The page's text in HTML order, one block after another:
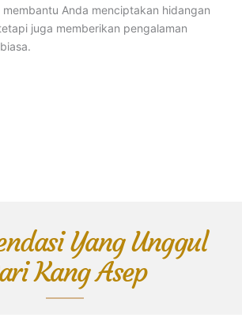
Anda menciptakan hidangan
juga memberikan pengalaman
Yang Unggul
Kang Asep